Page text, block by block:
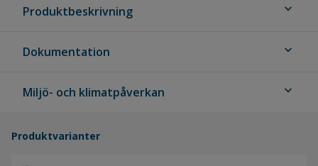
Produktbeskrivning expand_more
Dokumentation expand_more
Miljö- och klimatpåverkan expand_more
Produktvarianter